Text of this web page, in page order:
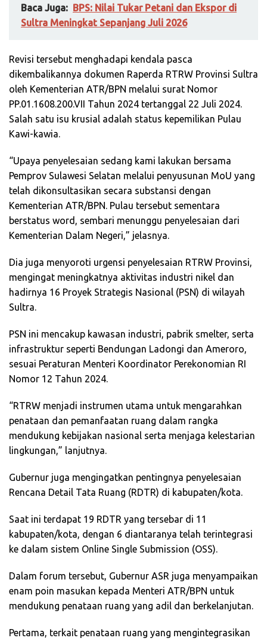
Baca Juga:
BPS: Nilai Tukar Petani dan Ekspor di
Sultra Meningkat Sepanjang Juli 2026
Revisi tersebut menghadapi kendala pasca
dikembalikannya dokumen Raperda RTRW Provinsi Sultra
oleh Kementerian ATR/BPN melalui surat Nomor
PP.01.1608.200.VII Tahun 2024 tertanggal 22 Juli 2024.
Salah satu isu krusial adalah status kepemilikan Pulau
Kawi-kawia.
“Upaya penyelesaian sedang kami lakukan bersama
Pemprov Sulawesi Selatan melalui penyusunan MoU yang
telah dikonsultasikan secara substansi dengan
Kementerian ATR/BPN. Pulau tersebut sementara
berstatus word, sembari menunggu penyelesaian dari
Kementerian Dalam Negeri,” jelasnya.
Dia juga menyoroti urgensi penyelesaian RTRW Provinsi,
mengingat meningkatnya aktivitas industri nikel dan
hadirnya 16 Proyek Strategis Nasional (PSN) di wilayah
Sultra.
PSN ini mencakup kawasan industri, pabrik smelter, serta
infrastruktur seperti Bendungan Ladongi dan Ameroro,
sesuai Peraturan Menteri Koordinator Perekonomian RI
Nomor 12 Tahun 2024.
“RTRW menjadi instrumen utama untuk mengarahkan
penataan dan pemanfaatan ruang dalam rangka
mendukung kebijakan nasional serta menjaga kelestarian
lingkungan,” lanjutnya.
Gubernur juga mengingatkan pentingnya penyelesaian
Rencana Detail Tata Ruang (RDTR) di kabupaten/kota.
Saat ini terdapat 19 RDTR yang tersebar di 11
kabupaten/kota, dengan 6 diantaranya telah terintegrasi
ke dalam sistem Online Single Submission (OSS).
Dalam forum tersebut, Gubernur ASR juga menyampaikan
enam poin masukan kepada Menteri ATR/BPN untuk
mendukung penataan ruang yang adil dan berkelanjutan.
Pertama, terkait penataan ruang yang mengintegrasikan